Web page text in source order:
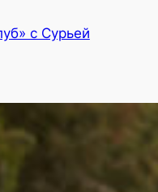
с Сурьей